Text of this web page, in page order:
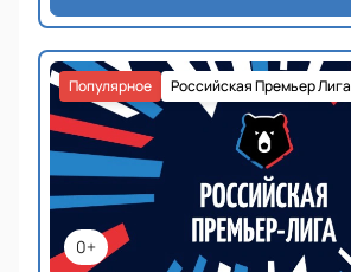
0+
Российская Премьер Лига
Популярное